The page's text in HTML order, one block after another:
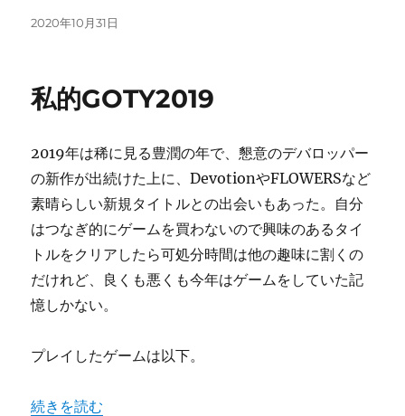
it
r
投
2020年10月31日
私的GOTY2019
2019年は稀に見る豊潤の年で、懇意のデバロッパー
の新作が出続けた上に、DevotionやFLOWERSなど
素晴らしい新規タイトルとの出会いもあった。自分
はつなぎ的にゲームを買わないので興味のあるタイ
トルをクリアしたら可処分時間は他の趣味に割くの
だけれど、良くも悪くも今年はゲームをしていた記
憶しかない。
プレイしたゲームは以下。
“私的GOTY2019” の
続きを読む